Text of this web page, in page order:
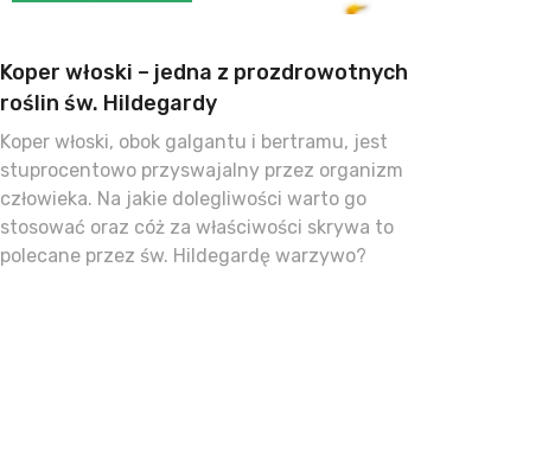
Koper włoski – jedna z prozdrowotnych
roślin św. Hildegardy
Koper włoski, obok galgantu i bertramu, jest
stuprocentowo przyswajalny przez organizm
człowieka. Na jakie dolegliwości warto go
stosować oraz cóż za właściwości skrywa to
polecane przez św. Hildegardę warzywo?